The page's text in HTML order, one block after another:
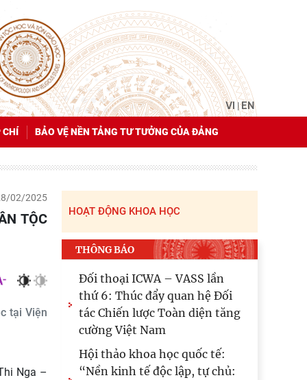
VI|EN
CHÍ BẢO VỆ NỀN TẢNG TƯ TƯỞNG CỦA ĐẢNG
02/2025
tại Viện
Nga –
HOẠT ĐỘNG KHOA HỌC
THÔNG BÁO
Đối thoại ICWA – VASS lần
thứ 6: Thúc đẩy quan hệ Đối
tác Chiến lược Toàn diện tăng
cường Việt Nam
Hội thảo khoa học quốc tế:
“Nền kinh tế độc lập, tự chủ: